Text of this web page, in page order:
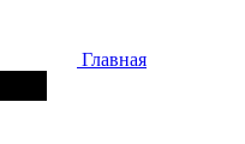
Главная